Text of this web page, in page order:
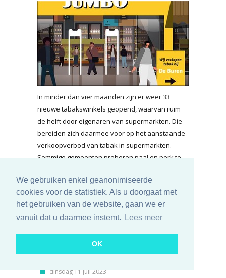
We gebruiken enkel geanonimiseerde
cookies voor de statistiek. Als u doorgaat met
het gebruiken van de website, gaan we er
vanuit dat u daarmee instemt.
Lees meer
OK
In minder dan vier maanden zijn er weer 33
nieuwe tabakswinkels geopend, waarvan ruim
de helft door eigenaren van supermarkten. Die
bereiden zich daarmee voor op het aanstaande
verkoopverbod van tabak in supermarkten.
Sommige gemeenten proberen paal en perk te
tabakswinkels.
lees meer...
Stopt Albert Heijn
tabaksverkoop op 1 januari
echt om gezonde samenleving?
dinsdag 11 juli 2023